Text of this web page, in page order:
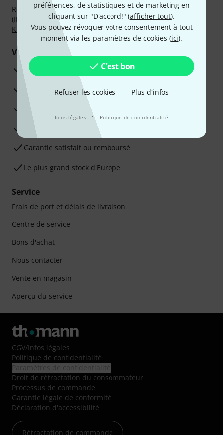
préférences, de statistiques et de marketing en
cliquant sur "D'accord!" (afficher tout).
Vous pouvez révoquer votre consentement à tout
moment via les paramètres de cookies (ici).
C'est bon
Refuser les cookies Plus d´infos
Infos légales · Politique de confidentialité
Réglez de manière sûre et sécurisée par Virement
(IBAN/BIC), PayPal, Amazon Pay,Klarna Payer Maintenant
Klarna Payer en 3 foisou Carte de crédit.
Vos avantages
Ga­ran­tie Thomann 3 ans
Garantie 30 jours satisfait ou remboursé
Service de réparation
Conseils d'experts en la matière
Garantie satisfait ou remboursé
Le plus grand stock d'Europe
Service
Frais de port et délais de livraison
Centre de service
Bons d'achat
Nous contacter
Vente en magasin
Aperçu du service
CGV/Infos légales
Politique de confidentialité
Droit de rétractation du consommateur
Processus de commande
Garantie légale de conformité
Déclaration d'accessibilité
Rétractation de commande